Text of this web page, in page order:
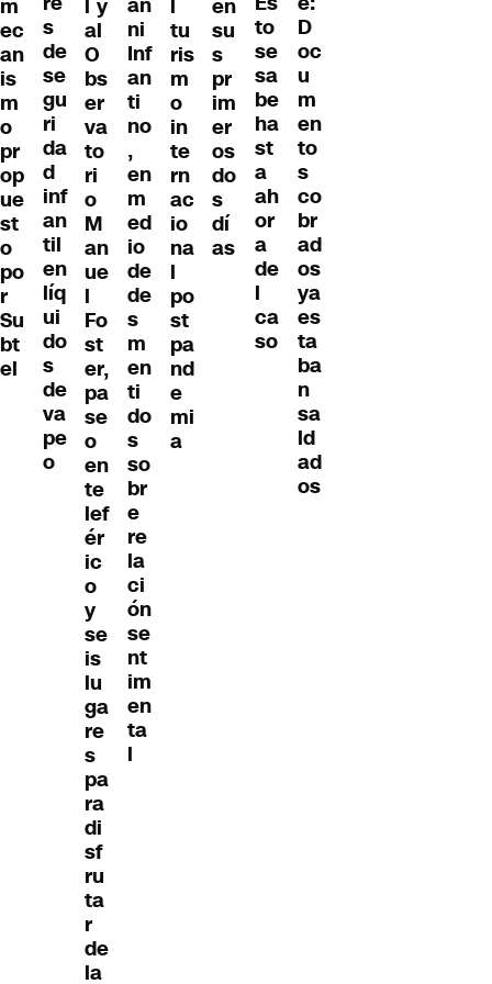
m
ec
an
is
m
o
pr
op
ue
st
o
po
r
Su
bt
el
s
de
se
gu
ri
da
d
inf
an
til
en
líq
ui
do
s
de
va
pe
o
l y
al
O
bs
er
va
to
ri
o
M
an
ue
l
Fo
st
er,
pa
se
o
en
te
lef
ér
ic
o
y
se
is
lu
ga
re
s
pa
ra
di
sf
ru
ta
r
de
la
ni
Inf
an
ti
no
,
en
m
ed
io
de
de
s
m
en
ti
do
s
so
br
e
re
la
ci
ón
se
nt
im
en
ta
l
l
tu
ris
m
o
in
te
rn
ac
io
na
l
po
st
pa
nd
e
mi
a
en
su
s
pr
im
er
os
do
s
dí
as
to
se
sa
be
ha
st
a
ah
or
a
de
l
ca
so
D
oc
u
m
en
to
s
co
br
ad
os
ya
es
ta
ba
n
sa
ld
ad
os